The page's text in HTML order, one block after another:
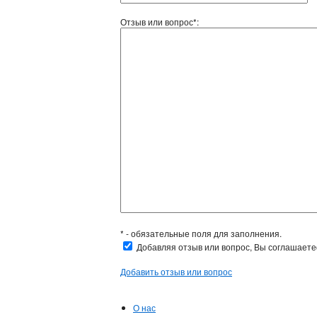
Отзыв или вопрос*:
* - обязательные поля для заполнения.
Добавляя отзыв или вопрос, Вы
Добавить отзыв или вопрос
О нас